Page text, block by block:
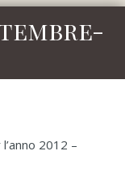
2012 –